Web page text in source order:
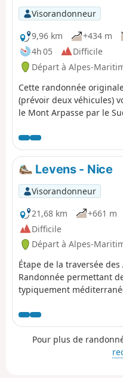
Visorandonneur
9,96 km
+434 m
4h 05
Difficile
Départ à Alpes-
Cette randonnée
(prévoir deux véhicules)
le Mont Arpasse par le
de 3 km de long parfois
falaise, escarpé et
sur le flanc Ouest
Arpasse, construit par les
canal de la Vésubie dans
offrant tout du long des
La partie entre la balise
est réservée aux
expérimentés.
Levens - Nice
Visorandonneur
21,68 km
+661 m
Difficile
Départ à Alpes-
Étape de la traversée
Randonnée permettant
typiquement
Pour plus de